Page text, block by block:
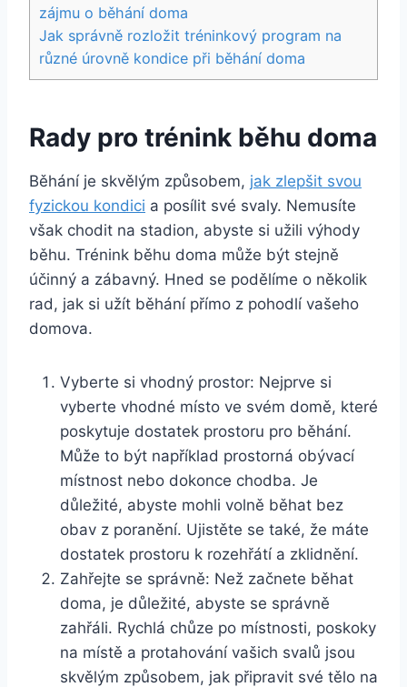
zájmu o běhání doma
Jak správně rozložit tréninkový program na
různé úrovně kondice při běhání doma
Rady pro trénink běhu doma
Běhání je skvělým způsobem, jak zlepšit svou
fyzickou kondici a posílit své svaly. Nemusíte
však chodit na stadion, abyste si užili výhody
běhu. Trénink běhu doma může být stejně
účinný a zábavný. Hned se podělíme o několik
rad, jak si užít běhání přímo z pohodlí vašeho
domova.
Vyberte si vhodný prostor: Nejprve si
vyberte vhodné místo ve svém domě, které
poskytuje dostatek prostoru pro běhání.
Může to být například prostorná obývací
místnost nebo dokonce chodba. Je
důležité, abyste mohli volně běhat bez
obav z poranění. Ujistěte se také, že máte
dostatek prostoru k rozehřátí a zklidnění.
Zahřejte se správně: Než začnete běhat
doma, je důležité, abyste se správně
zahřáli. Rychlá chůze po místnosti, poskoky
na místě a protahování vašich svalů jsou
skvělým způsobem, jak připravit své tělo na